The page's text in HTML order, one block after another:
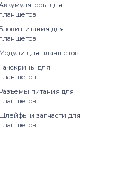
DigiLand
Hankook
HP
для
планшетов
Блоки питания для
планшетов
Модули для планшетов
для
планшетов
Разъемы питания для
планшетов
Шлейфы и запчасти для
планшетов